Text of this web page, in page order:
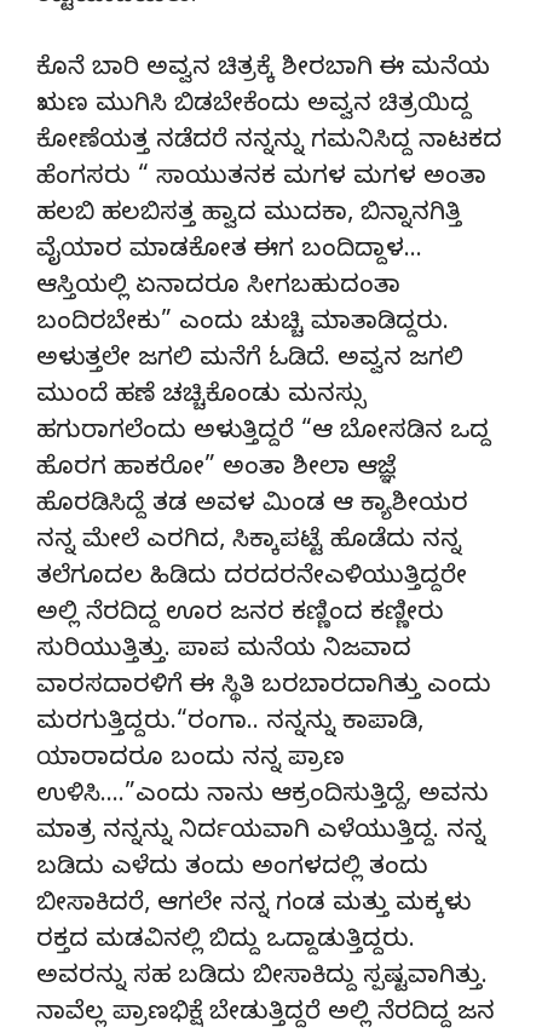
ಕೊನೆ ಬಾರಿ ಅವ್ವನ ಚಿತ್ರಕ್ಕೆ ಶೀರಬಾಗಿ ಈ ಮನೆಯ
ಋಣ ಮುಗಿಸಿ ಬಿಡಬೇಕೆಂದು ಅವ್ವನ ಚಿತ್ರಯಿದ್ದ
ಕೋಣೆಯತ್ತ ನಡೆದರೆ ನನ್ನನ್ನು ಗಮನಿಸಿದ್ದ ನಾಟಕದ
ಹೆಂಗಸರು “ ಸಾಯುತನಕ ಮಗಳ ಮಗಳ ಅಂತಾ
ಹಲಬಿ ಹಲಬಿಸತ್ತ ಹ್ವಾದ ಮುದಕಾ, ಬಿನ್ನಾನಗಿತ್ತಿ
ವೈಯಾರ ಮಾಡಕೋತ ಈಗ ಬಂದಿದ್ದಾಳ…
ಆಸ್ತಿಯಲ್ಲಿ ಏನಾದರೂ ಸೀಗಬಹುದಂತಾ
ಬಂದಿರಬೇಕು” ಎಂದು ಚುಚ್ಚಿ ಮಾತಾಡಿದ್ದರು.
ಅಳುತ್ತಲೇ ಜಗಲಿ ಮನೆಗೆ ಓಡಿದೆ. ಅವ್ವನ ಜಗಲಿ
ಮುಂದೆ ಹಣೆ ಚಚ್ಚಿಕೊಂಡು ಮನಸ್ಸು
ಹಗುರಾಗಲೆಂದು ಅಳುತ್ತಿದ್ದರೆ “ಆ ಬೋಸಡಿನ ಒದ್ದ
ಹೊರಗ ಹಾಕರೋ” ಅಂತಾ ಶೀಲಾ ಆಜ್ಞೆ
ಹೊರಡಿಸಿದ್ದೆ ತಡ ಅವಳ ಮಿಂಡ ಆ ಕ್ಯಾಶೀಯರ
ನನ್ನ ಮೇಲೆ ಎರಗಿದ, ಸಿಕ್ಕಾಪಟ್ಟೆ ಹೊಡೆದು ನನ್ನ
ತಲೆಗೂದಲ ಹಿಡಿದು ದರದರನೇಎಳಿಯುತ್ತಿದ್ದರೇ
ಅಲ್ಲಿ ನೆರದಿದ್ದ ಊರ ಜನರ ಕಣ್ಣಿಂದ ಕಣ್ಣೀರು
ಸುರಿಯುತ್ತಿತ್ತು. ಪಾಪ ಮನೆಯ ನಿಜವಾದ
ವಾರಸದಾರಳಿಗೆ ಈ ಸ್ಥಿತಿ ಬರಬಾರದಾಗಿತ್ತು ಎಂದು
ಮರಗುತ್ತಿದ್ದರು.“ರಂಗಾ.. ನನ್ನನ್ನು ಕಾಪಾಡಿ,
ಯಾರಾದರೂ ಬಂದು ನನ್ನ ಪ್ರಾಣ
ಉಳಿಸಿ….”ಎಂದು ನಾನು ಆಕ್ರಂದಿಸುತ್ತಿದ್ದೆ, ಅವನು
ಮಾತ್ರ ನನ್ನನ್ನು ನಿರ್ದಯವಾಗಿ ಎಳೆಯುತ್ತಿದ್ದ. ನನ್ನ
ಬಡಿದು ಎಳೆದು ತಂದು ಅಂಗಳದಲ್ಲಿ ತಂದು
ಬೀಸಾಕಿದರೆ, ಆಗಲೇ ನನ್ನ ಗಂಡ ಮತ್ತು ಮಕ್ಕಳು
ರಕ್ತದ ಮಡವಿನಲ್ಲಿ ಬಿದ್ದು ಒದ್ದಾಡುತ್ತಿದ್ದರು.
ಅವರನ್ನು ಸಹ ಬಡಿದು ಬೀಸಾಕಿದ್ದು ಸ್ಪಷ್ಟವಾಗಿತ್ತು.
ನಾವೆಲ್ಲ ಪ್ರಾಣಭಿಕ್ಷೆ ಬೇಡುತ್ತಿದ್ದರೆ ಅಲ್ಲಿ ನೆರದಿದ್ದ ಜನ